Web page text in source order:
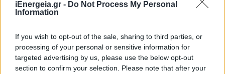
iEnergeia.gr - Do Not Process My Personal
Information
If you wish to opt-out of the sale, sharing to third parties, or
processing of your personal or sensitive information for
targeted advertising by us, please use the below opt-out
section to confirm your selection. Please note that after your
εφαρμογές της, η BYD
αφοσιώνεται στην ανάπτυξη
λύσεων μηδενικών εκπομπών,
μειώνοντας την παγκόσμια
εξάρτηση από τα ορυκτά καύσιμα.